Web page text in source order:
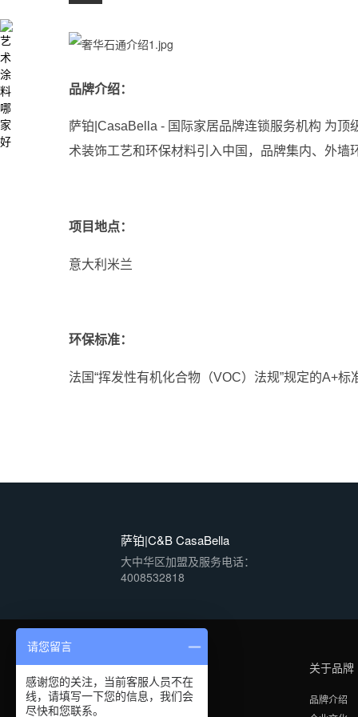
品牌介绍：
萨铂|CasaBella - 国际家居品牌连锁服务机构 为顶
术装饰工艺和环保材料引入中国，品牌集内、外
项目地点：
意大利米兰
环保标准：
法国“挥发性有机化合物（VOC）法规”规定的A+标
萨铂|C&B CasaBella
大中华区加盟及服务电话：
4008532818
关于品牌
品牌介绍
请您留言
感谢您的关注，当前客服人员不在
线，请填写一下您的信息，我们会
尽快和您联系。